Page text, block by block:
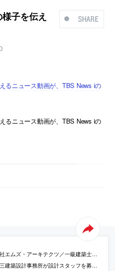
SHARE
子を伝え
るニュース動画が、TBS News iの
るニュース動画が、TBS News iの
ーキテクツ／一級建築士事務所が、スタッフを募集中
築設計事務所が設計スタッフを募集中